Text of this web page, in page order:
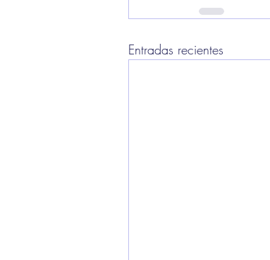
Entradas recientes